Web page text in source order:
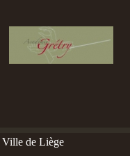
Ville de Liège